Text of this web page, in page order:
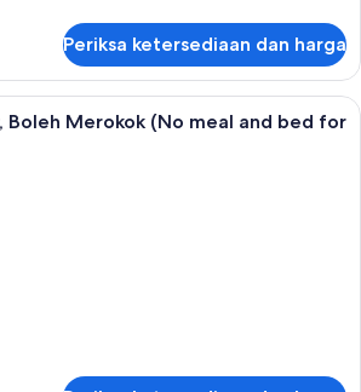
Periksa ketersediaan dan harga
Meja kerja, ruang kerja ramah
Boleh Merokok (No meal and bed for